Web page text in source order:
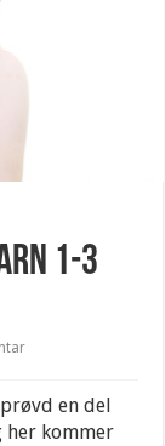
1-3
en del
kommer